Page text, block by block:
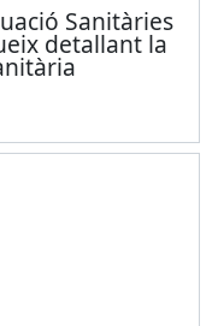
Sanitàries
detallant la